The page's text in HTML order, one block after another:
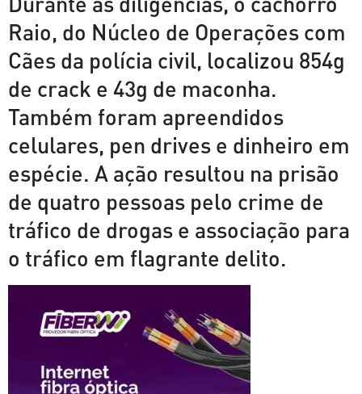
Raio, do Núcleo de Operações com
Cães da polícia civil, localizou 854g
de crack e 43g de maconha.
Também foram apreendidos
celulares, pen drives e dinheiro em
espécie. A ação resultou na prisão
de quatro pessoas pelo crime de
tráfico de drogas e associação para
o tráfico em flagrante delito.